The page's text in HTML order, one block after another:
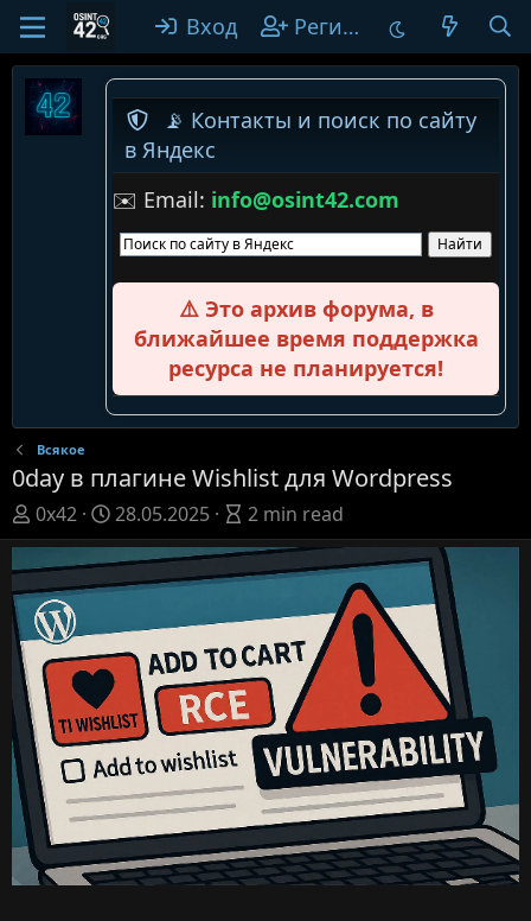
Вход Регистрация
📡 Контакты и поиск по сайту
в Яндекс
✉️ Email: info@osint42.com
⚠️ Это архив форума, в
ближайшее время поддержка
ресурса не планируется!
Всякое
0day в плагине Wishlist для Wordpress
А
в
т
о
р
0x42
Д
а
т
а
и
к
а
ц
и
и
28.05.2025
A
r
c
l
e
e
a
d
i
m
e
2 min read